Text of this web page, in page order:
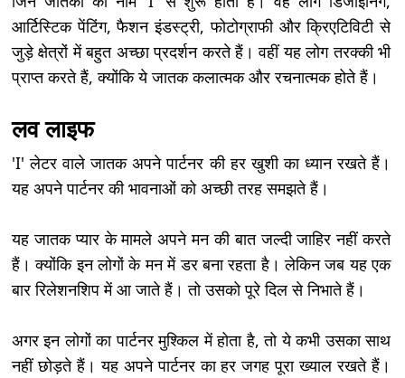
आर्टिस्टिक पेंटिंग, फैशन इंडस्ट्री, फोटोग्राफी और क्रिएटिविटी से
जुड़े क्षेत्रों में बहुत अच्छा प्रदर्शन करते हैं। वहीं यह लोग तरक्की भी
प्राप्त करते हैं, क्योंकि ये जातक कलात्मक और रचनात्मक होते हैं।
लव लाइफ
'I' लेटर वाले जातक अपने पार्टनर की हर खुशी का ध्यान रखते हैं।
यह अपने पार्टनर की भावनाओं को अच्छी तरह समझते हैं।
यह जातक प्यार के मामले अपने मन की बात जल्दी जाहिर नहीं करते
हैं। क्योंकि इन लोगों के मन में डर बना रहता है। लेकिन जब यह एक
बार रिलेशनशिप में आ जाते हैं। तो उसको पूरे दिल से निभाते हैं।
अगर इन लोगों का पार्टनर मुश्किल में होता है, तो ये कभी उसका साथ
नहीं छोड़ते हैं। यह अपने पार्टनर का हर जगह पूरा ख्याल रखते हैं।